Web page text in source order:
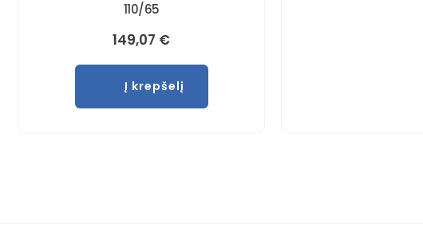
110/65
149,07 €
Į krepšelį